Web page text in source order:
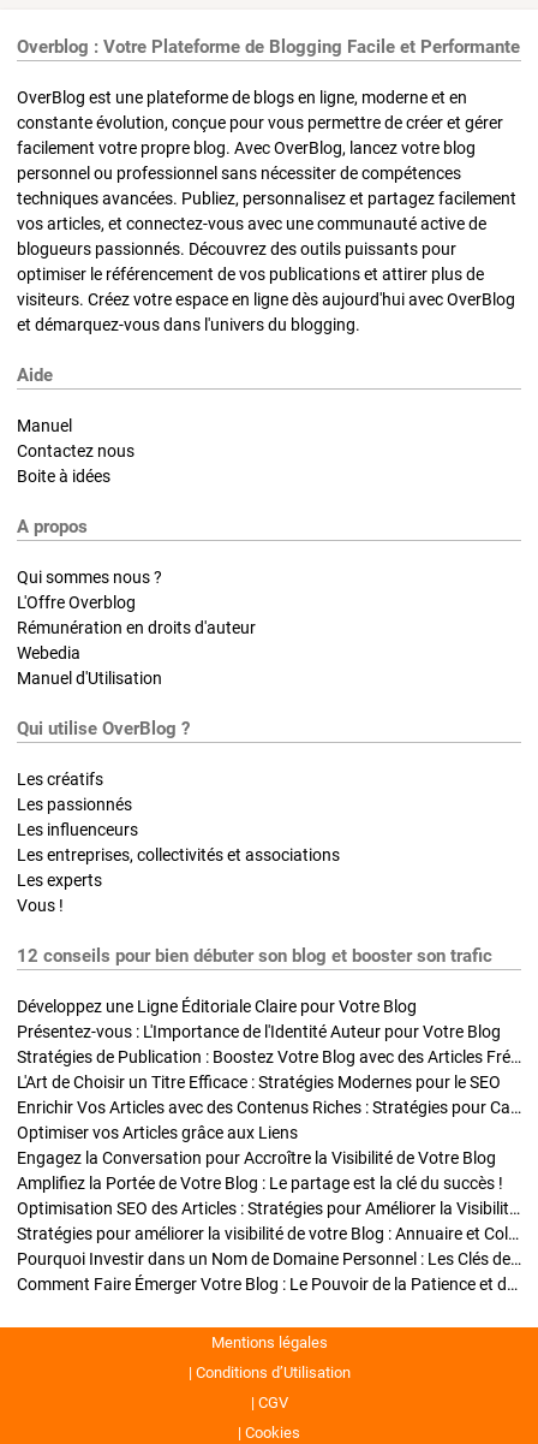
Overblog : Votre Plateforme de Blogging Facile et Performante
OverBlog est une plateforme de blogs en ligne, moderne et en
constante évolution, conçue pour vous permettre de créer et gérer
facilement votre propre blog. Avec OverBlog, lancez votre blog
personnel ou professionnel sans nécessiter de compétences
techniques avancées. Publiez, personnalisez et partagez facilement
vos articles, et connectez-vous avec une communauté active de
blogueurs passionnés. Découvrez des outils puissants pour
optimiser le référencement de vos publications et attirer plus de
visiteurs. Créez votre espace en ligne dès aujourd'hui avec OverBlog
et démarquez-vous dans l'univers du blogging.
Aide
Manuel
Contactez nous
Boite à idées
A propos
Qui sommes nous ?
L'Offre Overblog
Rémunération en droits d'auteur
Webedia
Manuel d'Utilisation
Qui utilise OverBlog ?
Les créatifs
Les passionnés
Les influenceurs
Les entreprises, collectivités et associations
Les experts
Vous !
12 conseils pour bien débuter son blog et booster son trafic
Développez une Ligne Éditoriale Claire pour Votre Blog
Présentez-vous : L'Importance de l'Identité Auteur pour Votre Blog
Stratégies de Publication : Boostez Votre Blog avec des Articles Fréquents et Exclusifs
L'Art de Choisir un Titre Efficace : Stratégies Modernes pour le SEO
Enrichir Vos Articles avec des Contenus Riches : Stratégies pour Captiver et Optimiser
Optimiser vos Articles grâce aux Liens
Engagez la Conversation pour Accroître la Visibilité de Votre Blog
Amplifiez la Portée de Votre Blog : Le partage est la clé du succès !
Optimisation SEO des Articles : Stratégies pour Améliorer la Visibilité de Votre Blog
Stratégies pour améliorer la visibilité de votre Blog : Annuaire et Collaborations
Pourquoi Investir dans un Nom de Domaine Personnel : Les Clés de la Réussite de Votre Blog
Comment Faire Émerger Votre Blog : Le Pouvoir de la Patience et de la Persévérance
Mentions légales
Conditions d’Utilisation
CGV
Cookies